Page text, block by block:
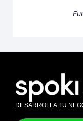
DESARROLLA TU